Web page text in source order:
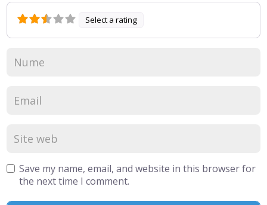
Select a rating
Save my name, email, and website in this browser for
the next time I comment.